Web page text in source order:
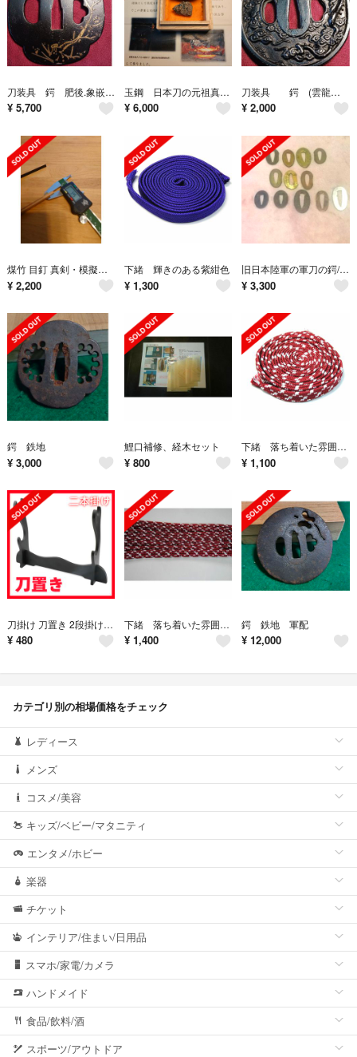
刀装具 鍔 肥後.象嵌竹梅図 素材.鉄製
¥ 5,700
玉鋼 日本刀の元祖真髄 3日3晩製作して完成される玉鋼
¥ 6,000
刀装具 鍔 (雲龍の図) 合金製
¥ 2,000
煤竹 目釘 真剣・模擬刀用【並】(母材販売5本です)
¥ 2,200
下緒 輝きのある紫紺色
¥ 1,300
旧日本陸軍の軍刀の鍔/ 経年、稀少価値
¥ 3,300
鍔 鉄地
¥ 3,000
鯉口補修、経木セット
¥ 800
下緒 落ち着いた雰囲気の緋色に白色(ひいろにしろ)
¥ 1,100
刀掛け 刀置き 2段掛け 模造刀 木刀 本掛け 収納 刀台 刀掛け プラスチック
¥ 480
下緒 落ち着いた雰囲気の緋色に白色(ひいろにしろ)
¥ 1,400
鍔 鉄地 軍配
¥ 12,000
カテゴリ別の相場価格をチェック
レディース
メンズ
コスメ/美容
キッズ/ベビー/マタニティ
エンタメ/ホビー
楽器
チケット
インテリア/住まい/日用品
スマホ/家電/カメラ
ハンドメイド
食品/飲料/酒
スポーツ/アウトドア